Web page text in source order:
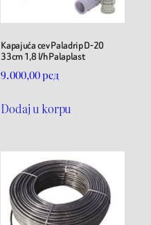
Kapajuća cev Paladrip D-20
33cm 1,8 l/h Palaplast
9.000,00рсд
Dodaj u korpu